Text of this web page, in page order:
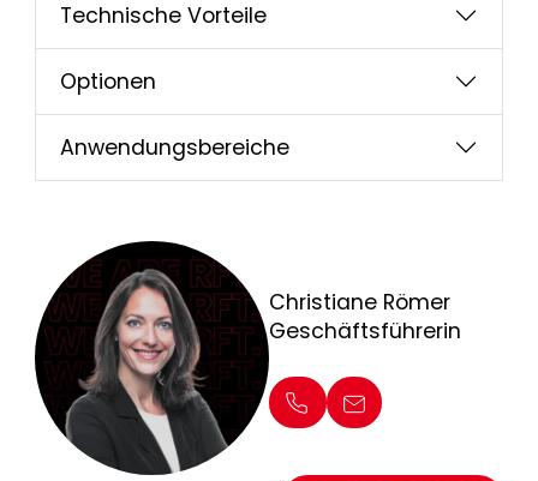
Technische Vorteile
Optionen
Anwendungsbereiche
Christiane Römer
Geschäftsführerin